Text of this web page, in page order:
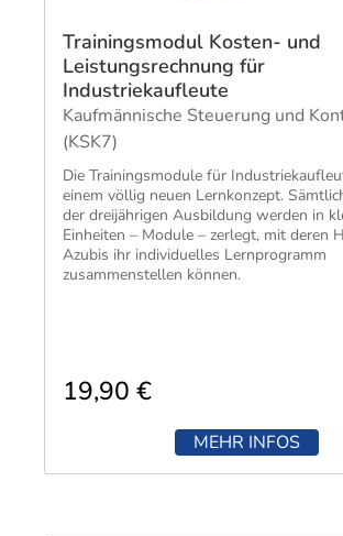
Trainingsmodul Kosten- und
Leistungsrechnung für
Industriekaufleute
Kaufmännische Steuerung und
(KSK7)
Die Trainingsmodule für
einem völlig neuen Lernkonzept.
der dreijährigen Ausbildung werden in
Einheiten – Module – zerlegt, mit deren
Azubis ihr individuelles Lernprogramm
zusammenstellen können.
19,90 €
MEHR INFOS